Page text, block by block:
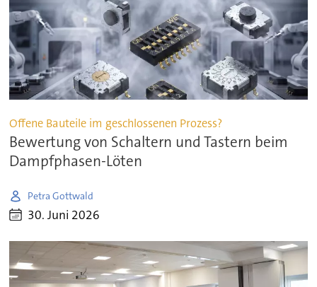
Offene Bauteile im geschlossenen Prozess?
Bewertung von Schaltern und Tastern beim
Dampfphasen-Löten
Petra Gottwald
30. Juni 2026